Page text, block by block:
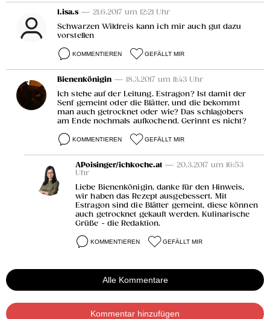
l.isa.s — 21.6.2017 um 12:21 Uhr
Schwarzen Wildreis kann ich mir auch gut dazu
vorstellen
KOMMENTIEREN GEFÄLLT MIR
Bienenkönigin — 18.3.2017 um 11:43 Uhr
Ich stehe auf der Leitung. Estragon? Ist damit der
Senf gemeint oder die Blätter, und die bekommt
man auch getrocknet oder wie? Das schlagobers
am Ende nochmals aufkochend. Gerinnt es nicht?
KOMMENTIEREN GEFÄLLT MIR
APoisinger/ichkoche.at — 20.3.2017 um 16:53
Uhr
Liebe Bienenkönigin, danke für den Hinweis,
wir haben das Rezept ausgebessert. Mit
Estragon sind die Blätter gemeint, diese können
auch getrocknet gekauft werden. Kulinarische
Grüße - die Redaktion.
KOMMENTIEREN GEFÄLLT MIR
Alle Kommentare
Kommentar hinzufügen